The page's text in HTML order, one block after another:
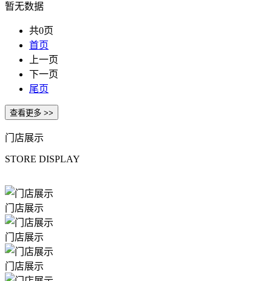
暂无数据
共0页
首页
上一页
下一页
尾页
门店展示
STORE DISPLAY
门店展示
门店展示
门店展示